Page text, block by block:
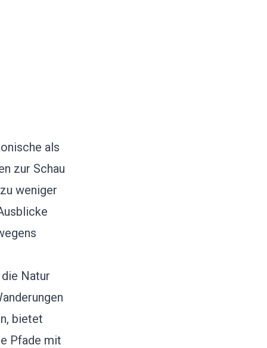
als
zur Schau
weniger
Natur
bietet
Pfade mit